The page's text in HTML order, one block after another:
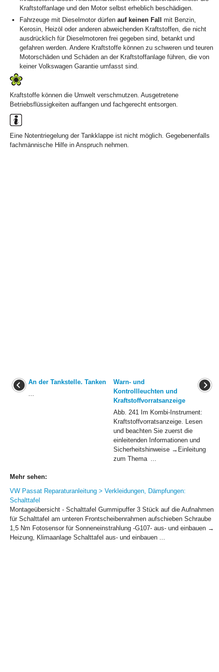
Kraftstoffanlage und den Motor selbst erheblich beschädigen.
Fahrzeuge mit Dieselmotor dürfen auf keinen Fall
mit Benzin,
Kerosin, Heizöl oder anderen abweichenden Kraftstoffen, die nicht
ausdrücklich für Dieselmotoren frei gegeben sind, betankt und
gefahren werden. Andere Kraftstoffe können zu schweren und teuren
Motorschäden und Schäden an der Kraftstoffanlage führen, die von
keiner Volkswagen Garantie umfasst sind.
Kraftstoffe können die Umwelt verschmutzen. Ausgetretene
Betriebsflüssigkeiten auffangen und fachgerecht entsorgen.
Eine Notentriegelung der Tankklappe ist nicht möglich. Gegebenenfalls
fachmännische Hilfe in Anspruch nehmen.
An der Tankstelle. Tanken
...
Warn- und
Kontrollleuchten und
Kraftstoffvorratsanzeige
Abb. 241 Im Kombi-Instrument:
Kraftstoffvorratsanzeige. Lesen
und beachten Sie zuerst die
einleitenden Informationen und
Sicherheitshinweise →Einleitung
zum Thema ...
Mehr sehen:
VW Passat Reparaturanleitung > Verkleidungen, Dämpfungen:
Schalttafel
Montageübersicht - Schalttafel Gummipuffer 3 Stück auf die Aufnahmen
für Schalttafel am unteren Frontscheibenrahmen aufschieben Schraube
1,5 Nm Fotosensor für Sonneneinstrahlung -G107- aus- und einbauen →
Heizung, Klimaanlage Schalttafel aus- und einbauen ...